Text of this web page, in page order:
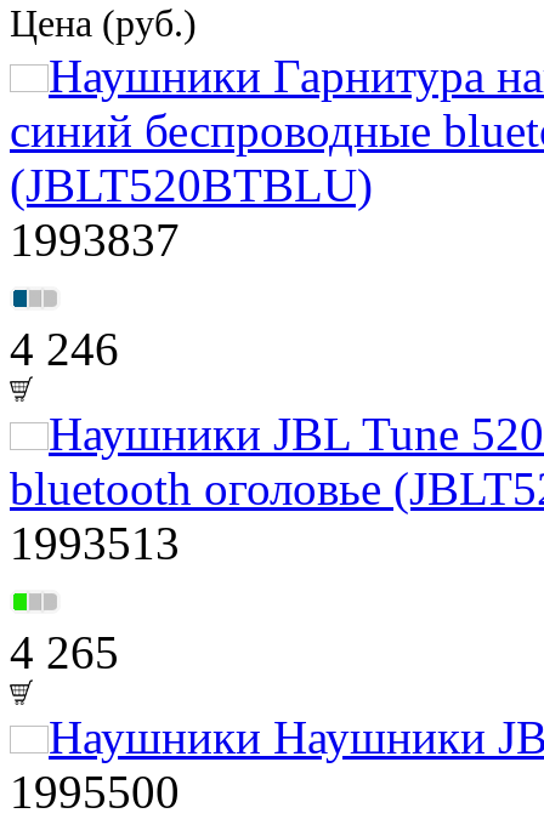
Цена (руб.)
Наушники Гарнитура
синий беспроводные
(JBLT520BTBLU)
1993837
4 246
Наушники JBL Tune
bluetooth оголовье
1993513
4 265
Наушники Наушники
1995500